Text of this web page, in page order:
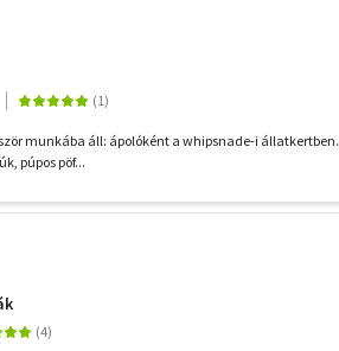
munkába áll: ápolóként a whipsnade-i állatkertben.
púpos pöf...